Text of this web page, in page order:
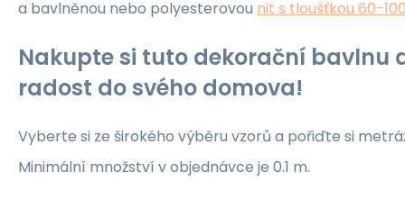
a bavlněnou nebo polyesterovou nit s tloušťkou 60-
Nakupte si tuto dekorační bavlnu
radost do svého domova!
Vyberte si ze širokého výběru vzorů a pořiďte si
Minimální množství v objednávce je 0.1 m.